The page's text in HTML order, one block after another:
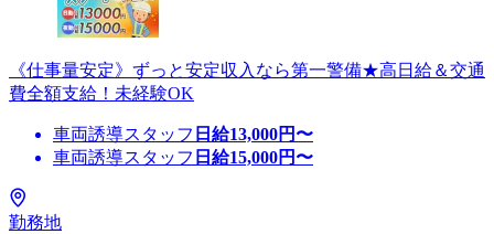
《仕事量安定》ずっと安定収入なら第一警備★高日給＆交通
費全額支給！未経験OK
車両誘導スタッフ 日給13,000円〜
車両誘導スタッフ 日給15,000円〜
勤務地